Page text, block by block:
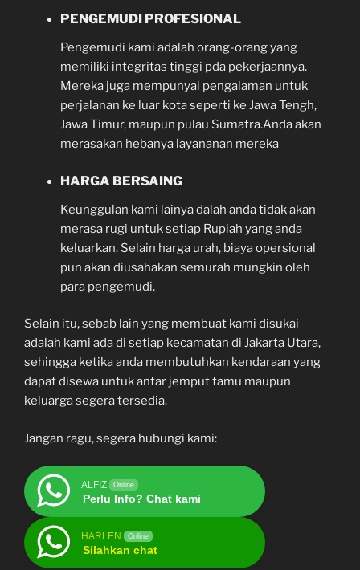
PENGEMUDI PROFESIONAL
Pengemudi kami adalah orang-orang yang
memiliki integritas tinggi pda pekerjaannya.
Mereka juga mempunyai pengalaman untuk
perjalanan ke luar kota seperti ke Jawa Tengh,
Jawa Timur, maupun pulau Sumatra.Anda akan
merasakan hebanya layananan mereka
HARGA BERSAING
Keunggulan kami lainya dalah anda tidak akan
merasa rugi untuk setiap Rupiah yang anda
keluarkan. Selain harga urah, biaya opersional
pun akan diusahakan semurah mungkin oleh
para pengemudi.
Selain itu, sebab lain yang membuat kami disukai
adalah kami ada di setiap kecamatan di Jakarta Utara,
sehingga ketika anda membutuhkan kendaraan yang
dapat disewa untuk antar jemput tamu maupun
keluarga segera tersedia.
Jangan ragu, segera hubungi kami:
ALFIZ Online
Perlu Info? Chat kami
HARLEN Online
Silahkan chat